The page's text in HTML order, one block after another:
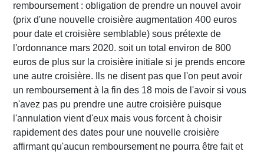
remboursement : obligation de prendre un nouvel avoir
(prix d'une nouvelle croisière augmentation 400 euros
pour date et croisière semblable) sous prétexte de
l'ordonnance mars 2020. soit un total environ de 800
euros de plus sur la croisière initiale si je prends encore
une autre croisière. Ils ne disent pas que l'on peut avoir
un remboursement à la fin des 18 mois de l'avoir si vous
n'avez pas pu prendre une autre croisière puisque
l'annulation vient d'eux mais vous forcent à choisir
rapidement des dates pour une nouvelle croisière
affirmant qu'aucun remboursement ne pourra être fait et